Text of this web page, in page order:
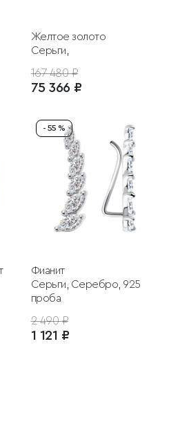
Желтое золото
Серьги,
167 480 ₽
75 366 ₽
- 55 %
Фианит
Серьги, Серебро, 925
проба
2 490 ₽
1 121 ₽